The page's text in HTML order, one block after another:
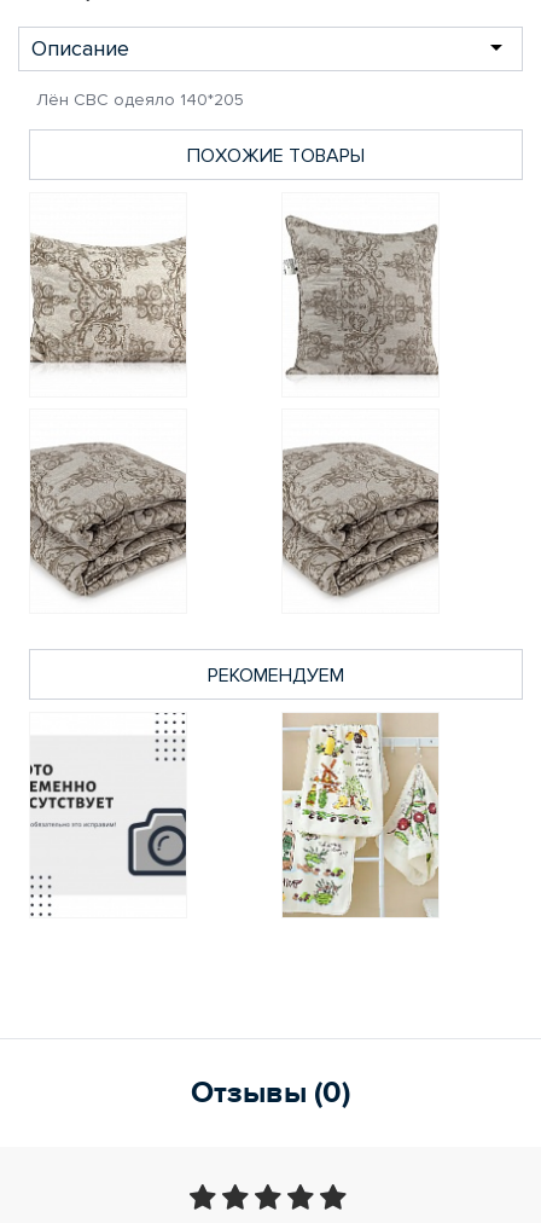
Описание
Лён СВС одеяло 140*205
ПОХОЖИЕ ТОВАРЫ
РЕКОМЕНДУЕМ
Отзывы (0)